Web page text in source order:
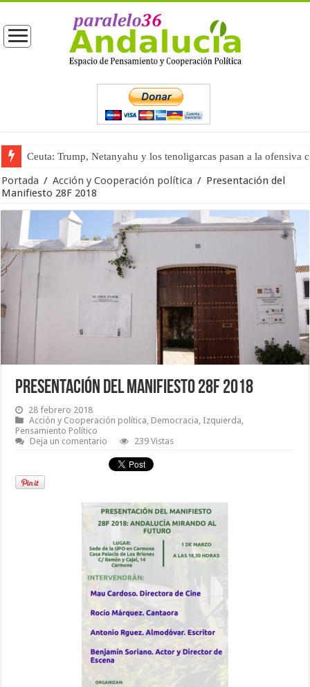
Ceuta: Trump, Netanyahu y los tenoligarcas pasan a la ofensiva
La masificación turística (tercera parte)
Portada / Acción y Cooperación política / Presentación del
Manifiesto 28F 2018
Presentación del Manifiesto 28F 2018
28 febrero 2018
Acción y Cooperación política Democracia Izquierda
Pensamiento Político
Deja un comentario
239 Vistas